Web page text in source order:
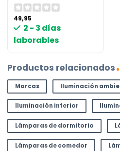
49,95
2 - 3 días
laborables
Productos relacionados
Marcas Iluminación
Iluminación interior
Lámparas de dormitorio
Lámparas de comedor